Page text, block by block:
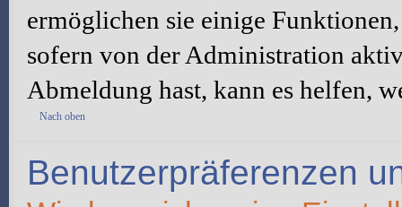
ermöglichen sie einige
sofern von der Administration
Abmeldung hast, kann es helfen,
Nach oben
Benutzerpräferenzen